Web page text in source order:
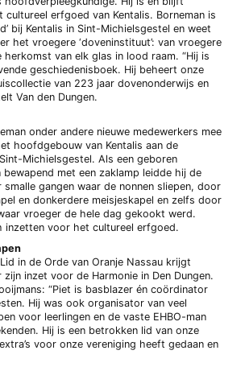
cultureel erfgoed van Kentalis. Borneman is
bij Kentalis in Sint-Michielsgestel en weet
het vroegere ‘doveninstituut’: van vroegere
van elk glas in lood raam. “Hij is
geschiedenisboek. Hij beheert onze
van 223 jaar dovenonderwijs en
Van den Dungen.
onder andere nieuwe medewerkers mee
hoofdgebouw van Kentalis aan de
Michielsgestel. Als een geboren
bewapend met een zaklamp leidde hij de
gangen waar de nonnen sliepen, door
en donkerdere meisjeskapel en zelfs door
vroeger de hele dag gekookt werd.
inzetten voor het cultureel erfgoed.
in de Orde van Oranje Nassau krijgt
inzet voor de Harmonie in Den Dungen.
“Piet is basblazer én coördinator
Hij was ook organisator van veel
voor leerlingen en de vaste EHBO-man
Hij is een betrokken lid van onze
voor onze vereniging heeft gedaan en